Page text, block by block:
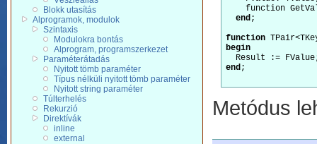
Blokk utasítás
Alprogramok, modulok
Szintaxis
Modulokra bontás
Alprogram, programszerkezet
Paraméterátadás
Nyitott tömb paraméter
Típus nélküli nyitott tömb paraméter
Nyitott string paraméter
Túlterhelés
Rekurzió
Direktívák
inline
external
function
end;
function
begin
end;
Metódus